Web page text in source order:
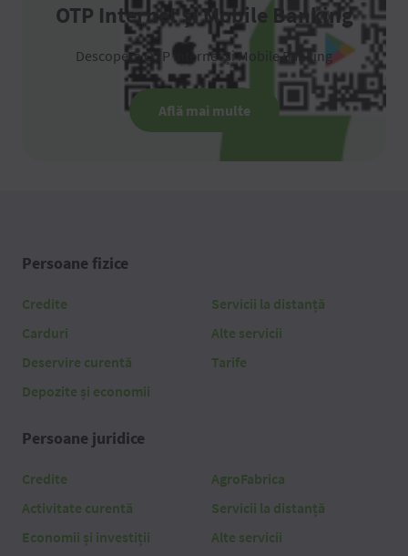
OTP Internet și Mobile Banking
Descoperă OTP Internet și Mobile Banking
Află mai multe
Persoane fizice
Credite
Carduri
Deservire curentă
Depozite și economii
Servicii la distanță
Alte servicii
Tarife
Persoane juridice
Credite
Activitate curentă
Economii și investiții
AgroFabrica
Servicii la distanță
Alte servicii